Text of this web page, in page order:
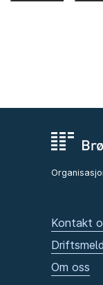
Kontakt
Om oss